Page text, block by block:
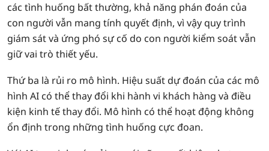
các tình huống bất thường, khả năng phán đoán của
con người vẫn mang tính quyết định, vì vậy quy trình
giám sát và ứng phó sự cố do con người kiểm soát vẫn
giữ vai trò thiết yếu.
Thứ ba là rủi ro mô hình. Hiệu suất dự đoán của các mô
hình AI có thể thay đổi khi hành vi khách hàng và điều
kiện kinh tế thay đổi. Mô hình có thể hoạt động không
ổn định trong những tình huống cực đoan.